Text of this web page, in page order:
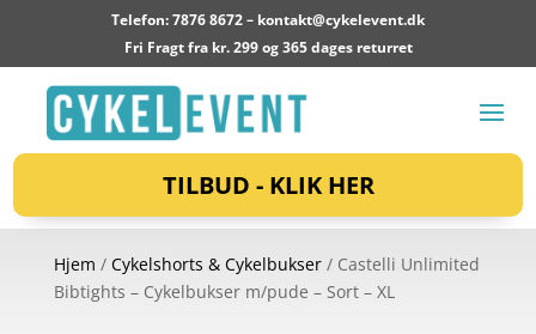
Telefon: 7876 8672 – kontakt@cykelevent.dk
Fri Fragt fra kr. 299 og 365 dages returret
TILBUD - KLIK HER
Hjem / Cykelshorts & Cykelbukser/ Castelli Unlimited
Bibtights – Cykelbukser m/pude – Sort – XL